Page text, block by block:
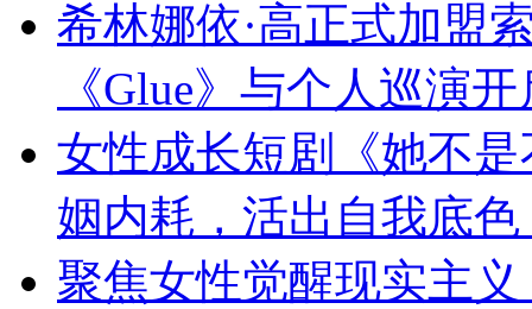
希林娜依·高正式加盟
《Glue》与个人巡演
女性成长短剧《她不
姻内耗，活出自我底色
聚焦女性觉醒现实主